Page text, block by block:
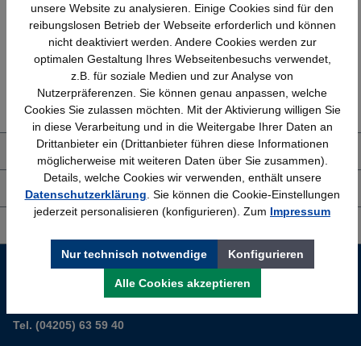
Bundesweit Faire Preise
Erfahrung
Bewährt seit 1958
Kostenlose Beratung
(04205) 635940
Shop Service
Sie planen ein neues Büro? Wir helfen Ihnen kostenlos dabei.
Tel. (04205) 63 59 40
unsere Website zu analysieren. Einige Cookies sind für den
reibungslosen Betrieb der Webseite erforderlich und können
nicht deaktiviert werden. Andere Cookies werden zur
optimalen Gestaltung Ihres Webseitenbesuchs verwendet,
z.B. für soziale Medien und zur Analyse von
Nutzerpräferenzen. Sie können genau anpassen, welche
Cookies Sie zulassen möchten. Mit der Aktivierung willigen Sie
in diese Verarbeitung und in die Weitergabe Ihrer Daten an
Drittanbieter ein (Drittanbieter führen diese Informationen
möglicherweise mit weiteren Daten über Sie zusammen).
Details, welche Cookies wir verwenden, enthält unsere
Datenschutzerklärung . Sie können die Cookie-Einstellungen
jederzeit personalisieren (konfigurieren). Zum Impressum
Nur technisch notwendige Konfigurieren
Alle Cookies akzeptieren